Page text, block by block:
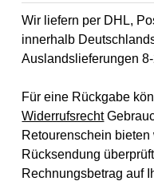
Wir liefern per DHL,
innerhalb
Auslandslieferungen
Für eine Rückgabe
Widerrufsrecht
Retourenschein
Rücksendung
Rechnungsbetrag auf